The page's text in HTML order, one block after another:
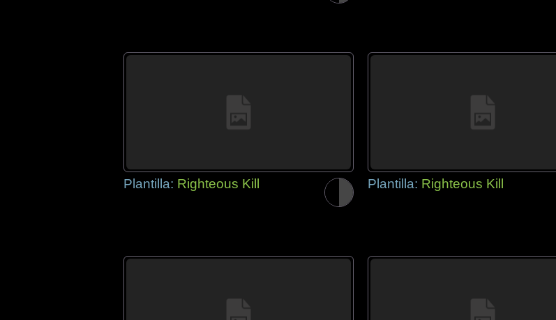
Plantilla: Righteous Kill Plantilla: Righteous Kill